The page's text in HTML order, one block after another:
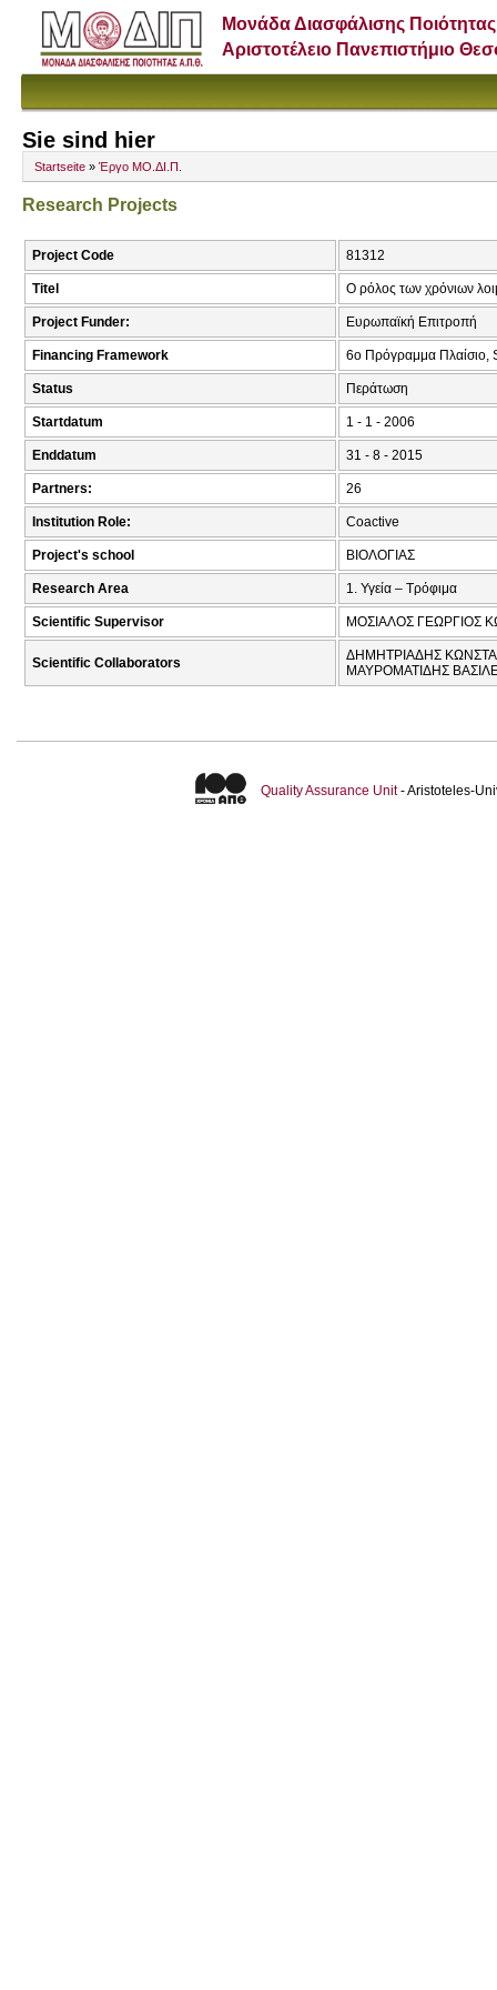
Μονάδα Διασφάλισης Ποιότητας
Αριστοτέλειο Πανεπιστήμιο
Sie sind hier
Startseite » Έργο ΜΟ.ΔΙ.Π.
Research Projects
Project Code 81312
Titel Ο ρόλος των χρόνιων
Project Funder: Ευρωπαϊκή Επιτροπή
Financing Framework 6ο Πρόγραμμα Πλαίσιο,
Status Περάτωση
Startdatum 1 - 1 - 2006
Enddatum 31 - 8 - 2015
Partners: 26
Institution Role: Coactive
Project's school ΒΙΟΛΟΓΙΑΣ
Research Area 1. Υγεία – Τρόφιμα
Scientific Supervisor ΜΟΣΙΑΛΟΣ ΓΕΩΡΓΙΟΣ
Scientific Collaborators
ΔΗΜΗΤΡΙΑΔΗΣ
ΜΑΥΡΟΜΑΤΙΔΗΣ
Quality Assurance Unit- Aristoteles-